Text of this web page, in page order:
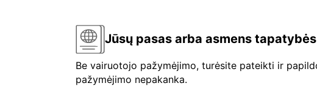
Jūsų pasas arba asmens
Be vairuotojo pažymėjimo, turėsite pateikti ir
pažymėjimo nepakanka.